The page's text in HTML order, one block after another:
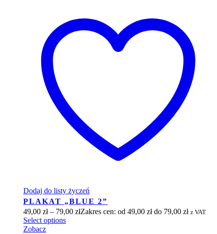
Dodaj do listy życzeń
PLAKAT „BLUE 2”
49,00 zł – 79,00 złZakres cen: od 49,00 zł do 79,00 zł z VAT
Select options
Zobacz